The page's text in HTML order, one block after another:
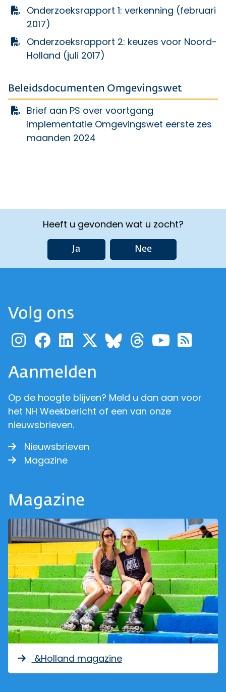
Onderzoeksrapport 1: verkenning (februari
2017)
Onderzoeksrapport 2: keuzes voor Noord-
Holland (juli 2017)
Beleidsdocumenten Omgevingswet
Brief aan PS over voortgang
implementatie Omgevingswet eerste zes
maanden 2024
Heeft u gevonden wat u zocht?
Ja Nee
Volg ons
Ga naar de pagina van
Ga naar de pagina
Ga naar de
Ga naar de
Ga naar de
Ga naar
Ga
Aanmelden
Op de hoogte blijven? Meld u dan aan voor
het NH Weekbericht of een van onze
nieuwsbrieven.
Nieuwsbrieven
Magazine
Magazine
&Holland magazine